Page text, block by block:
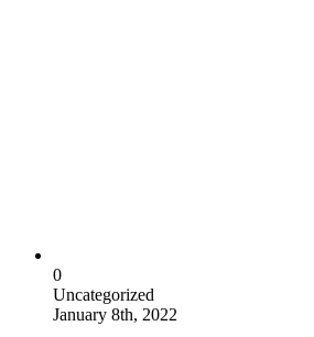
0
Uncategorized
January 8th, 2022